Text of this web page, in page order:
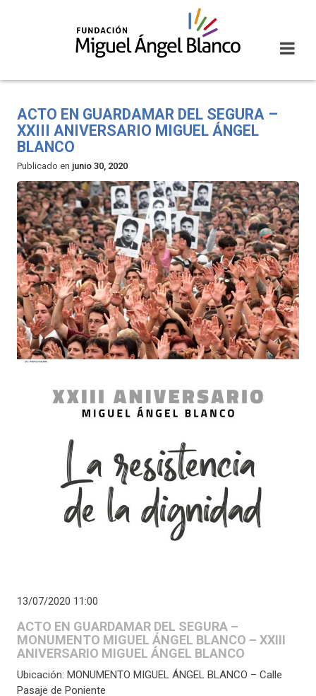
ACTO EN GUARDAMAR DEL SEGURA –
XXIII ANIVERSARIO MIGUEL ÁNGEL
BLANCO
Publicado en junio 30, 2020
13/07/2020 11:00
ACTO EN GUARDAMAR DEL SEGURA –
MONUMENTO MIGUEL ÁNGEL BLANCO – XXIII
ANIVERSARIO MIGUEL ÁNGEL BLANCO
Ubicación: MONUMENTO MIGUEL ÁNGEL BLANCO – Calle
Pasaje de Poniente